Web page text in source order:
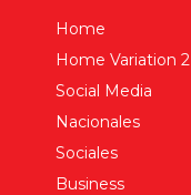
Home
Home Variation 2
Social Media
Nacionales
Sociales
Business